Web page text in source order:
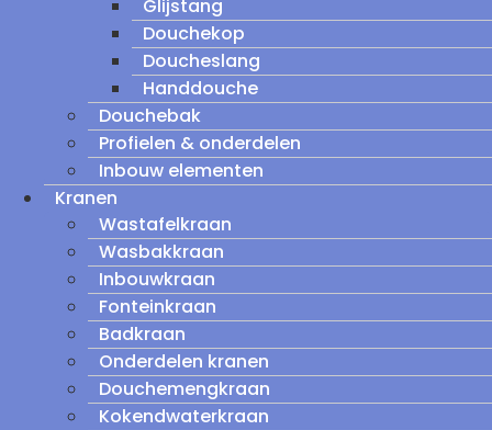
Glijstang
Douchekop
Doucheslang
Handdouche
Douchebak
Profielen & onderdelen
Inbouw elementen
Kranen
Wastafelkraan
Wasbakkraan
Inbouwkraan
Fonteinkraan
Badkraan
Onderdelen kranen
Douchemengkraan
Kokendwaterkraan